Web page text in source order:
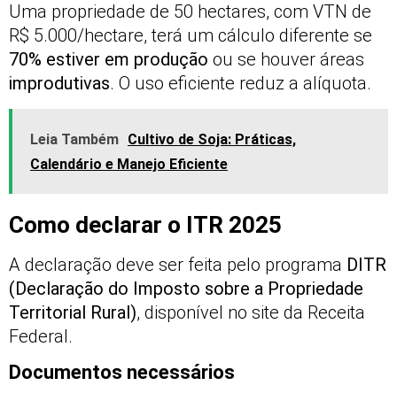
Uma propriedade de 50 hectares, com VTN de
R$ 5.000/hectare, terá um cálculo diferente se
70% estiver em produção ou se houver áreas
improdutivas. O uso eficiente reduz a alíquota.
Leia Também Cultivo de Soja: Práticas,
Calendário e Manejo Eficiente
Como declarar o ITR 2025
A declaração deve ser feita pelo programa DITR
(Declaração do Imposto sobre a Propriedade
Territorial Rural), disponível no site da Receita
Federal.
Documentos necessários